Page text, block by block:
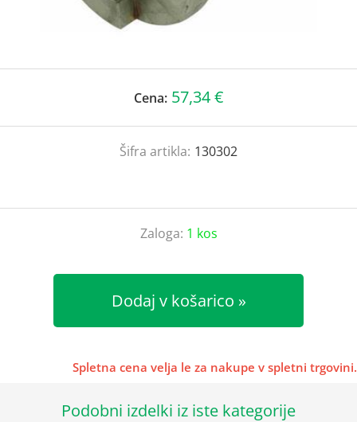
Cena: 57,34 €
Šifra artikla: 130302
Zaloga: 1 kos
Dodaj v košarico
Spletna cena velja le za nakupe v spletni trgovini.
Podobni izdelki iz iste kategorije